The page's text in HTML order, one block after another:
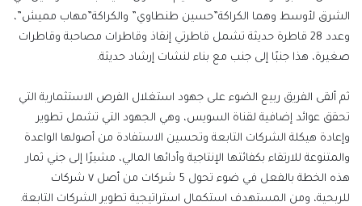
الشرق لأوسط وهما الكراكة”حسين طنطاوي” والكراكة”مهاب مميش”،
وعدد 28 قاطرة حديثة تشمل قاطرتي إنقاذ وقاطرات مصاحبة وقاطرات
صغيرة، هذا جنبًا إلى جنب مع بناء لنشات إرشاد حديثة.
ثم ألقى الفريق ربيع الضوء على جهود استغلال الفرص الاستثمارية التي
تحقق عوائد إضافية لقناة السويس، وهي الجهود التي تشمل تطوير
وإعادة هيكلة الشركات التابعة وتحسين الاستفادة من أصولها الواعدة
والمتنوعة للارتقاء بكفائتها الإنتاجية وأدائها المالي، مشيرًا إلى جني ثمار
هذه الخطة بالفعل في ضوء تحول 5 شركات من أصل ٧ شركات
للربحية، ومن المستهدف استكمال استراتيجية تطوير الشركات التابعة.